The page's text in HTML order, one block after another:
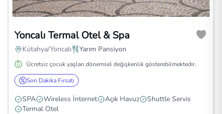
Yoncalı Termal Otel & Spa
Kütahya/Yoncalı Yarım Pansiyon
Ücretsiz çocuk yaşları dönemsel değişkenlik gösterebilmektedir.
Son Dakika Fırsatı
SPA Wireless İnternet Açık Havuz
Shuttle Servis
Termal Otel